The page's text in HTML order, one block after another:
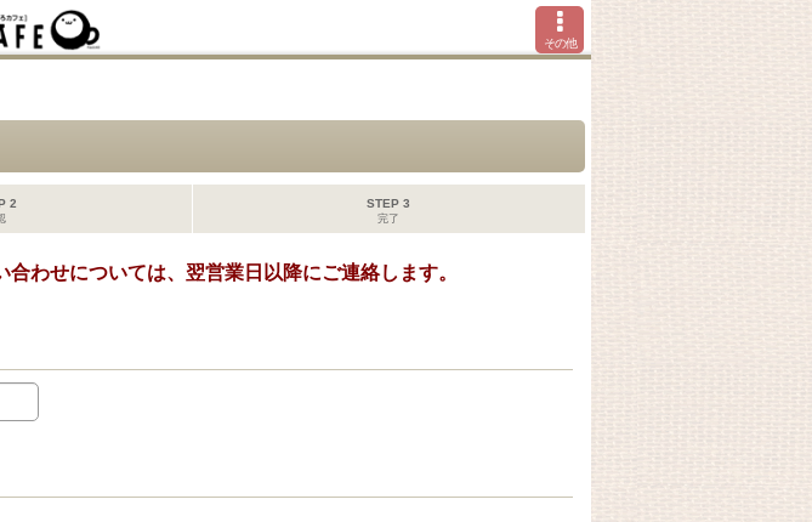
その他
2
STEP 3
完了
わせについては、翌営業日以降にご連絡します。